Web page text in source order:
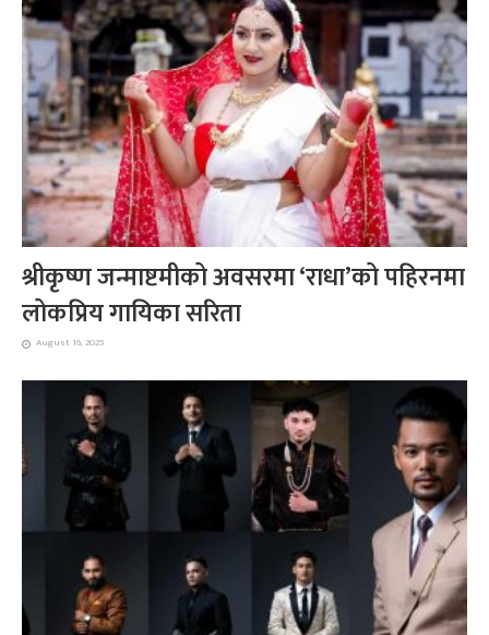
श्रीकृष्ण जन्माष्टमीको अवसरमा ‘राधा’को पहिरनमा
लोकप्रिय गायिका सरिता
August 16, 2025